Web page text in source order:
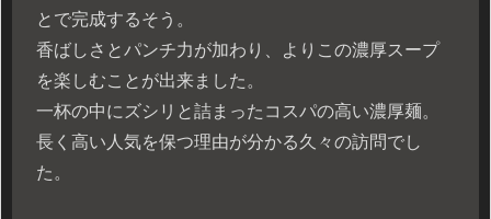
とで完成するそう。
香ばしさとパンチ力が加わり、よりこの濃厚スープ
を楽しむことが出来ました。
一杯の中にズシリと詰まったコスパの高い濃厚麺。
長く高い人気を保つ理由が分かる久々の訪問でし
た。